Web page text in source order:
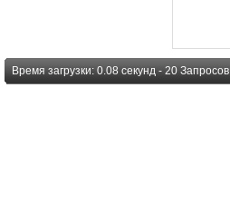
Время загрузки: 0.08 секунд - 20 Запросов